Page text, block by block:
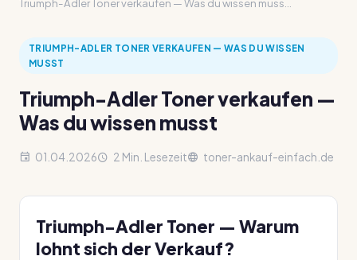
Triumph-Adler Toner verkaufen — Was du wissen muss...
TRIUMPH-ADLER TONER VERKAUFEN — WAS DU WISSEN
MUSST
Triumph-Adler Toner verkaufen —
Was du wissen musst
01.04.2026 2 Min. Lesezeit toner-ankauf-einfach.de
Triumph-Adler Toner — Warum
lohnt sich der Verkauf?